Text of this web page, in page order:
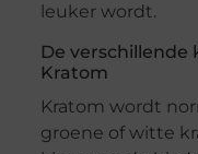
leuker wordt.
De verschillende
Kratom
Kratom wordt
groene of witte